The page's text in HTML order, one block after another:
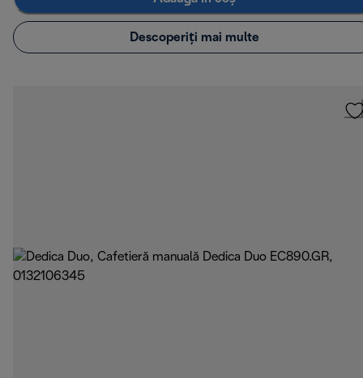
Descoperiți mai multe